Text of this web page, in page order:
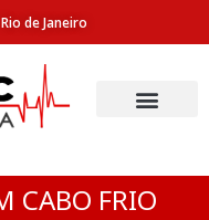
de Janeiro
CABO FRIO